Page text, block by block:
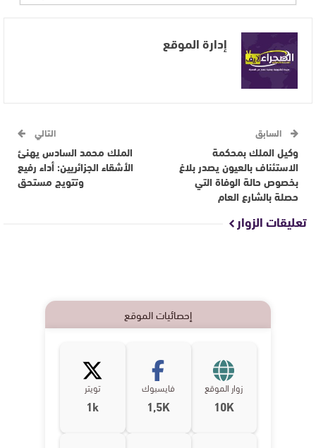
إدارة الموقع
السابق
وكيل الملك بمحكمة
الاستئناف بالعيون يصدر بلاغ
بخصوص حالة الوفاة التي
حصلة بالشارع العام
التالي
الملك محمد السادس يهنئ
الأشقاء الجزائريين: أداء رفيع
وتتويج مستحق
تعليقات الزوار
إحصائيات الموقع
زوار الموقع
10K
فايسبوك
1,5K
تويتر
1k